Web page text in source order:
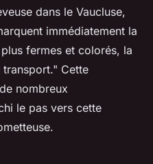
dans le Vaucluse,
immédiatement la
fermes et colorés, la
Cette
nombreux
le pas vers cette